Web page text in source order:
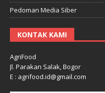
Pedoman Media Siber
KONTAK KAMI
AgriFood
Jl. Parakan Salak, Bogor
E : agrifood.id@gmail.com